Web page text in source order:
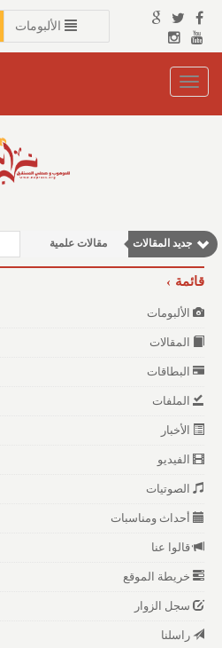
الألبومات
Toggle
navigation
جديد المقالات مقالات علمية
وطنية
قائمة
الألبومات
المقالات
البطاقات
الملفات
الأخبار
الفيديو
الصوتيات
أحداث ومناسبات
قالوا عنا
خريطة الموقع
سجل الزوار
راسلنا